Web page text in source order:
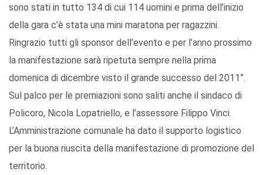
sono stati in tutto 134 di cui 114 uomini e prima dell’inizio
della gara c’è stata una mini maratona per ragazzini.
Ringrazio tutti gli sponsor dell’evento e per l’anno prossimo
la manifestazione sarà ripetuta sempre nella prima
domenica di dicembre visto il grande successo del 2011”.
Sul palco per le premiazioni sono saliti anche il sindaco di
Policoro, Nicola Lopatriello, e l’assessore Filippo Vinci.
L’Amministrazione comunale ha dato il supporto logistico
per la buona riuscita della manifestazione di promozione del
territorio.